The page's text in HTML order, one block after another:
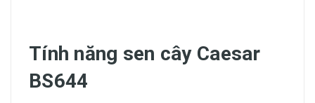
Tính năng sen cây Caesar
BS644